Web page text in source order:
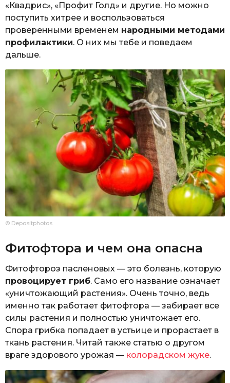
«Квадрис», «Профит Голд» и другие. Но можно
поступить хитрее и воспользоваться
проверенными временем народными методами
профилактики. О них мы тебе и поведаем
дальше.
© Depositphotos
Фитофтора и чем она опасна
Фитофтороз пасленовых — это болезнь, которую
провоцирует гриб. Само его название означает
«уничтожающий растения». Очень точно, ведь
именно так работает фитофтора — забирает все
силы растения и полностью уничтожает его.
Спора грибка попадает в устьице и прорастает в
ткань растения. Читай также статью о другом
враге здорового урожая — колорадском жуке.